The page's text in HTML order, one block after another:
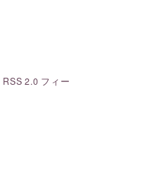
RSS 2.0 フィー